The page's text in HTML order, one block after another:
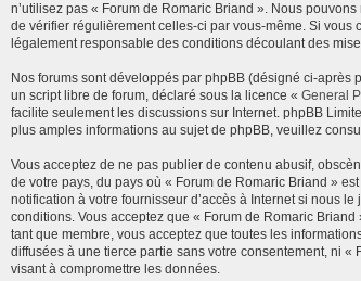
n’utilisez pas « Forum de Romaric Briand ». Nous
de vérifier régulièrement celles-ci par vous-même. Si vous
légalement responsable des conditions découlant des
Nos forums sont développés par phpBB (désigné ci-après
un script libre de forum, déclaré sous la licence « General
facilite seulement les discussions sur Internet. phpBB
plus amples informations au sujet de phpBB, veuillez
Vous acceptez de ne pas publier de contenu abusif,
de votre pays, du pays où « Forum de Romaric Briand »
notification à votre fournisseur d’accès à Internet si nous
conditions. Vous acceptez que « Forum de Romaric
tant que membre, vous acceptez que toutes les
diffusées à une tierce partie sans votre consentement, ni
visant à compromettre les données.